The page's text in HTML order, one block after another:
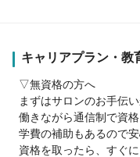
キャリアプラン・教
▽無資格の方へ
まずはサロンのお手伝い
働きながら通信制で資格
学費の補助もあるので安
資格を取ったら、すぐ